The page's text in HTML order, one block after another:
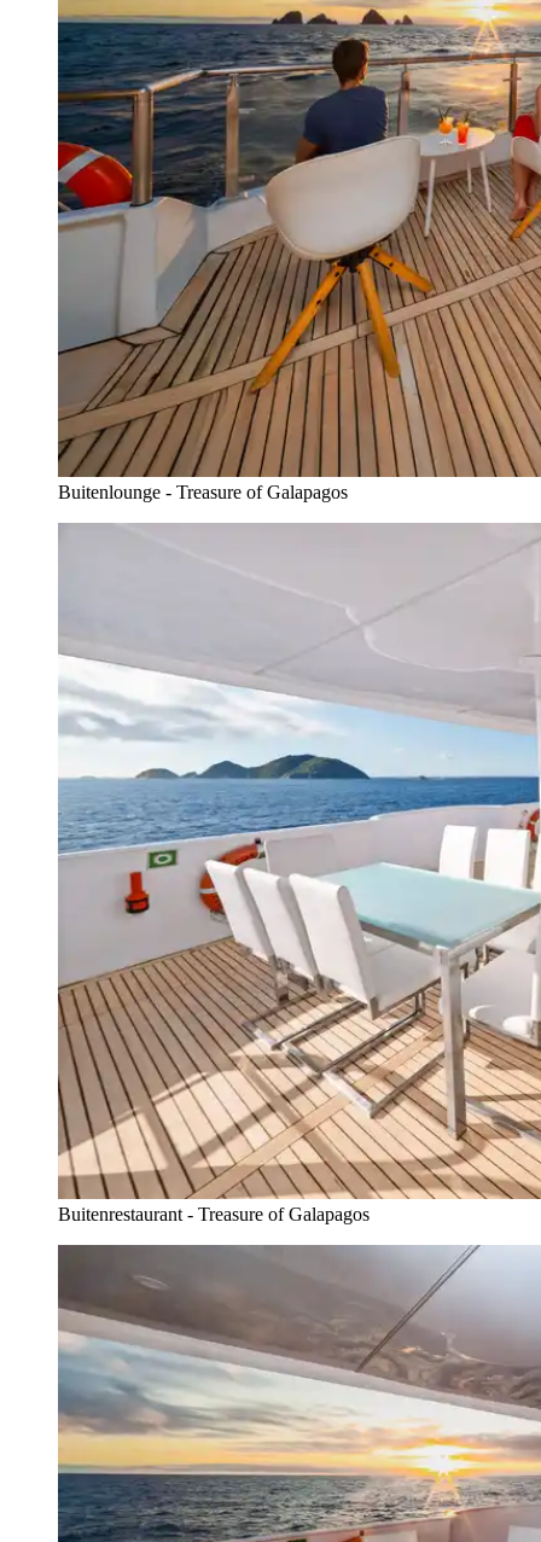
Buitenlounge - Treasure of Galapagos
Buitenrestaurant - Treasure of Galapagos